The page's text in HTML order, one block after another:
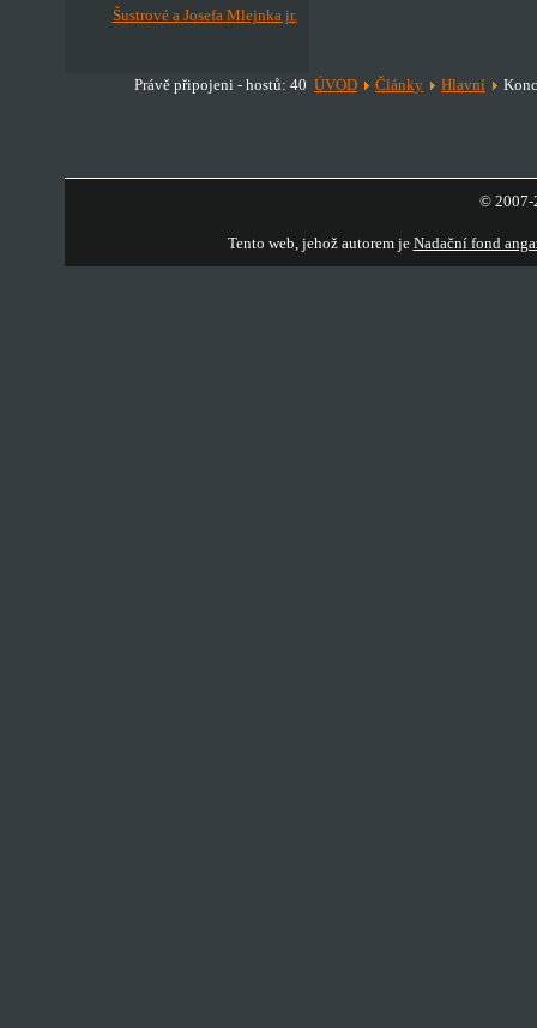
Šustrové a Josefa Mlejnka jr.
Právě připojeni - hostů: 40 ÚVOD Články Hlavní
© 2007-
Tento web, jehož autorem je Nadační fond